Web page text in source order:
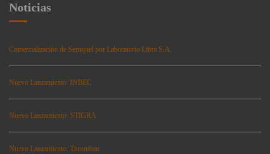
Noticias
Comercialización de Seroquel por Laboratorio Libra S.A.
Nuevo Lanzamiento: INBEC
Nuevo Lanzamiento: STIGRA
Nuevo Lanzamiento: Thromban